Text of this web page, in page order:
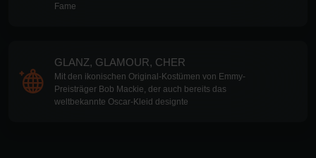
Fame
GLANZ, GLAMOUR, CHER
Mit den ikonischen Original-Kostümen von Emmy-
Preisträger Bob Mackie, der auch bereits das
weltbekannte Oscar-Kleid designte